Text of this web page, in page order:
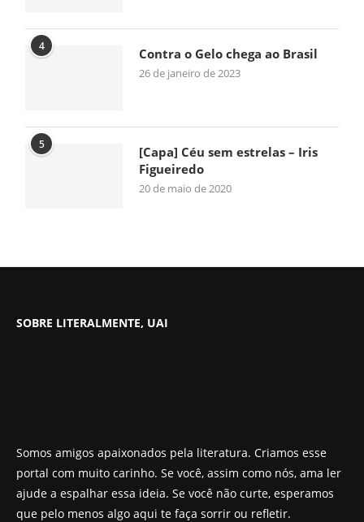
4 Contra o Gelo chega ao Brasil
26 de janeiro de 2023
5
[Capa] Céu sem estrelas – Iris
Figueiredo
20 de maio de 2020
SOBRE LITERALMENTE, UAI
Somos amigos apaixonados pela literatura. Criamos esse
portal com muito carinho. Se você, assim como nós, ama ler
ajude a espalhar essa ideia. Se você não curte, esperamos
que pelo menos algo aqui te faça sorrir ou refletir.